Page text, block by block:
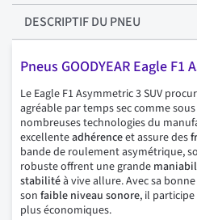
DESCRIPTIFDU PNEU
Pneus GOODYEAR Eagle F1
Le Eagle F1 Asymmetric 3 SUV
agréable par temps sec comme
nombreuses technologies du
excellenteadhérenceet assure des
bande de roulement asymétrique,
robuste offrent une grande
stabilitéà vive allure. Avec sa
son faible niveau sonore, il
plus économiques.